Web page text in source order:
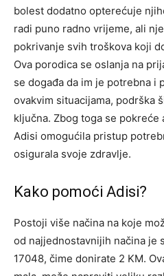
bolest dodatno opterećuje
radi puno radno vrijeme, ali
pokrivanje svih troškova koji
Ova porodica se oslanja na
se događa da im je potrebna i
ovakvim situacijama, podrška
ključna. Zbog toga se pokreće
Adisi omogućila pristup
osigurala svoje zdravlje.
Kako pomoći Adisi?
Postoji više načina na koje
od najjednostavnijih načina je
17048, čime donirate 2 KM.